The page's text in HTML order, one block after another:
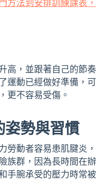
方法到安排訓練課表，
高，並跟著自己的節奏
運動已經做好準備，可
更不容易受傷。
姿勢與習慣
勞動者容易患肌腱炎，
族群，因為長時間在辦
手腕承受的壓力時常被